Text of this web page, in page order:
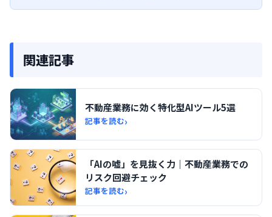
関連記事
不動産業務に効く特化型AIツール5選
記事を読む›
「AIの嘘」を見抜く力｜不動産業務での
リスク回避チェック
記事を読む›